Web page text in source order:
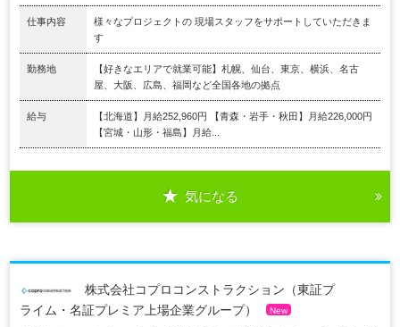
仕事内容
様々なプロジェクトの 現場スタッフをサポートしていただきま
す
勤務地
【好きなエリアで就業可能】札幌、仙台、東京、横浜、名古
屋、大阪、広島、福岡など全国各地の拠点
給与
【北海道】月給252,960円 【青森・岩手・秋田】月給226,000円
【宮城・山形・福島】月給...
気になる
株式会社コプロコンストラクション（東証プ
ライム・名証プレミア上場企業グループ）
New